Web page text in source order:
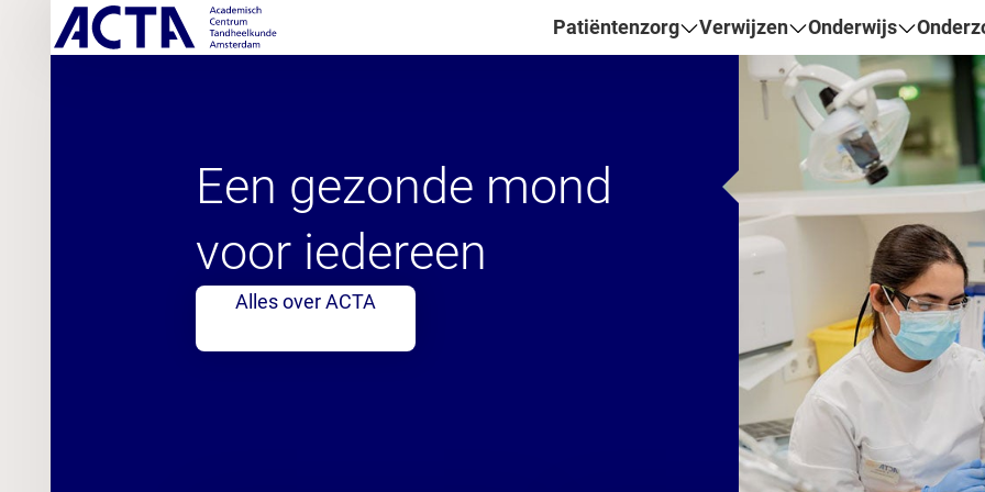
Patiëntenzorg Verwijzen Onderwijs
Academisch Centrum
Een gezonde mond
voor iedereen
Alles over ACTA